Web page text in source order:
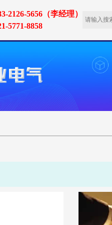
2126-5656（李经理）
5771-8858